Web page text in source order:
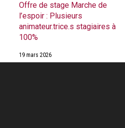
Offre de stage Marche de
l’espoir : Plusieurs
animateur.trice.s stagiaires à
100%
19 mars 2026